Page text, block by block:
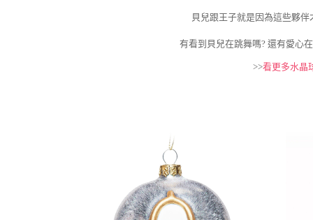
貝兒跟王子就是因為這些夥伴
有看到貝兒在跳舞嗎? 還有愛心
>>看更多水晶